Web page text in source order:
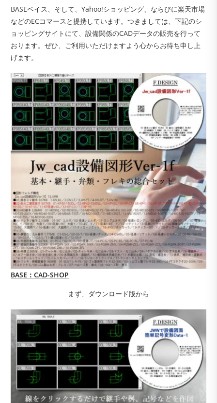
BASEベイス、そして、Yahoo!ショッピング、ならびに楽天市場
などのECコマースと提携しています。つきましては、下記のシ
ョッピングサイトにて、設備関係のCADデータの販売を行って
おります。ぜひ、ご利用いただけますよう心からお待ち申し上
げます。
BASE：CAD-SHOP
まず、ダウンロード版から